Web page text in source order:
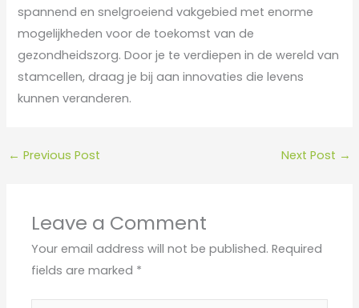
spannend en snelgroeiend vakgebied met enorme
mogelijkheden voor de toekomst van de
gezondheidszorg. Door je te verdiepen in de wereld van
stamcellen, draag je bij aan innovaties die levens
kunnen veranderen.
← Previous Post Next Post →
Leave a Comment
Your email address will not be published. Required
fields are marked *